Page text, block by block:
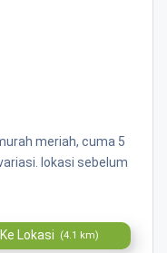
meriah, cuma 5
lokasi sebelum
Ke Lokasi (4.1 km)